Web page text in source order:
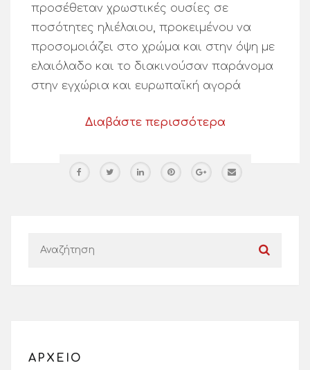
προσέθεταν χρωστικές ουσίες σε
ποσότητες ηλιέλαιου, προκειμένου να
προσομοιάζει στο χρώμα και στην όψη με
ελαιόλαδο και το διακινούσαν παράνομα
στην εγχώρια και ευρωπαϊκή αγορά
Διαβάστε περισσότερα
ΑΡΧΕΙΟ